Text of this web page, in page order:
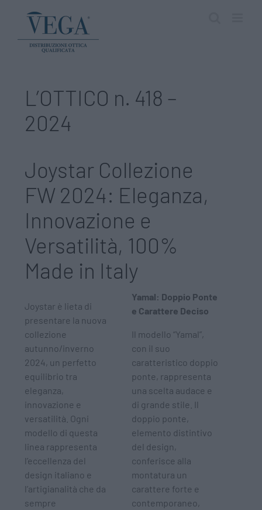
contenuto
L’OTTICO n. 418 –
2024
Joystar Collezione
FW 2024: Eleganza,
Innovazione e
Versatilità, 100%
Made in Italy
Joystar è lieta di
presentare la nuova
collezione
autunno/inverno
2024, un perfetto
equilibrio tra
eleganza,
innovazione e
versatilità. Ogni
modello di questa
linea rappresenta
l’eccellenza del
design italiano e
l’artigianalità che da
sempre
Yamal: Doppio Ponte
e Carattere Deciso
Il modello “Yamal”,
con il suo
caratteristico doppio
ponte, rappresenta
una scelta audace e
di grande stile. Il
doppio ponte,
elemento distintivo
del design,
conferisce alla
montatura un
carattere forte e
contemporaneo,